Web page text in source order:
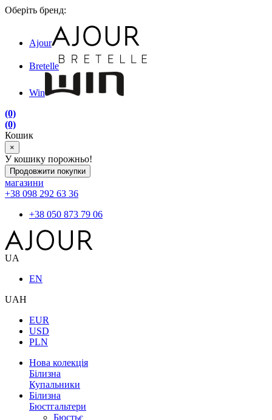
Оберіть бренд:
Ajour
Bretelle
Win
(0)
(0)
Кошик
×
У кошику порожньо!
Продовжити покупки
магазини
+38 098 292 63 36
+38 050 873 79 06
UA
EN
UAH
EUR
USD
PLN
Нова колекція
Білизна
Купальники
Білизна
Бюстгальтери
Бюстьє